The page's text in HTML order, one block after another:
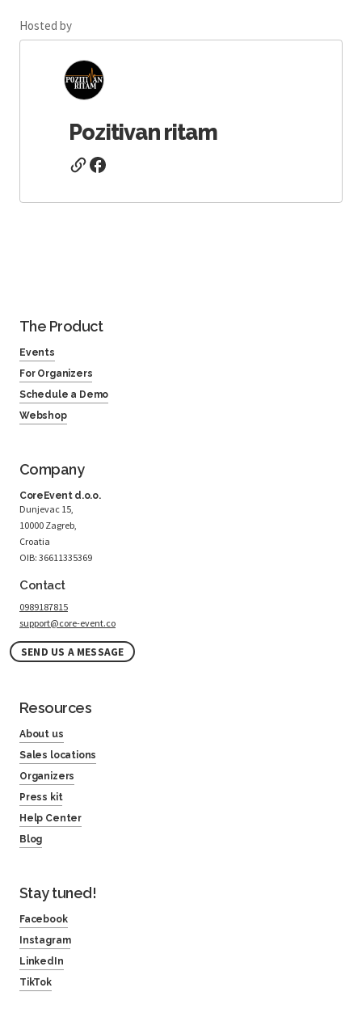
Hosted by
Pozitivan ritam
The Product
Events
For Organizers
Schedule a Demo
Webshop
Company
CoreEvent d.o.o.
Dunjevac 15,
10000 Zagreb,
Croatia
OIB: 36611335369
Contact
0989187815
support@core-event.co
SEND US A MESSAGE
Resources
About us
Sales locations
Organizers
Press kit
Help Center
Blog
Stay tuned!
Facebook
Instagram
LinkedIn
TikTok